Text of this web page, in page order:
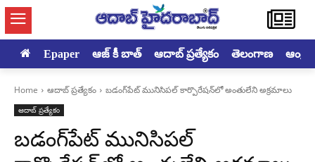
Epaper ఆజ్ కీ బాత్ ఆదాబ్ ప్రత్యేకం తెలంగాణ
Home ఆదాబ్ ప్రత్యేకం బడంగ్‌పేట్‌ మునిసిపల్‌ కార్పొరేషన్‌లో అంతులేని అక్రమాలు
ఆదాబ్ ప్రత్యేకం
బడంగ్‌పేట్‌ మునిసిపల్‌